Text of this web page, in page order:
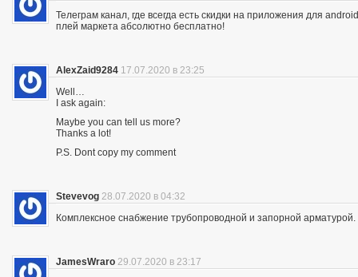
Телеграм канал, где всегда есть скидки на приложения для
плей маркета абсолютно бесплатно!
AlexZaid9284 17.07.2020 в 23:25
Well…
I ask again:
Maybe you can tell us more?
Thanks a lot!
P.S. Dont copy my comment
Stevevog 28.07.2020 в 04:32
Комплексное снабжение трубопроводной и запорной арматурой.
JamesWraro 29.07.2020 в 23:17